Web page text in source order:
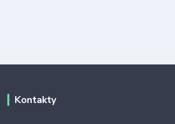
Kontakty